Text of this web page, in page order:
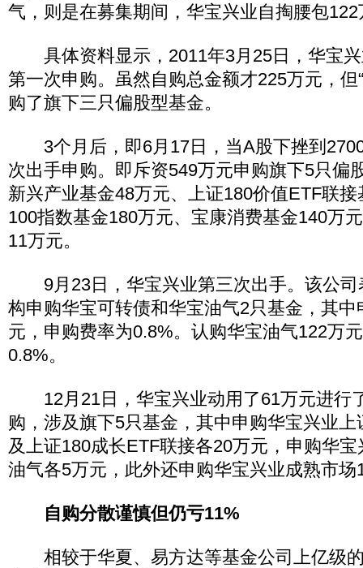
气，则是在募集期间，华宝兴业自掏腰包
具体资料显示，2011年3月25日，华宝兴
第一次申购。虽然自购总金额才225万元，但
购了旗下三只偏股型基金。
3个月后，即6月17日，当A股下挫到
次出手申购。即斥资549万元申购旗下5只偏
新兴产业基金48万元、上证180价值ETF联
100指数基金180万元、宝康消费基金140万
11万元。
9月23日，华宝兴业第三次出手。该公司
构申购华宝可转债和华宝油气2只基金，其
元，申购费率为0.8%。认购华宝油气122万
0.8%。
12月21日，华宝兴业动用了61万元进行
购，涉及旗下5只基金，其中申购华宝兴业
及上证180成长ETF联接各20万元，申购华
油气各5万元，此外还申购华宝兴业成熟市场
自购分散谨慎但仍亏11%
相较于华夏、易方达等基金公司上亿级